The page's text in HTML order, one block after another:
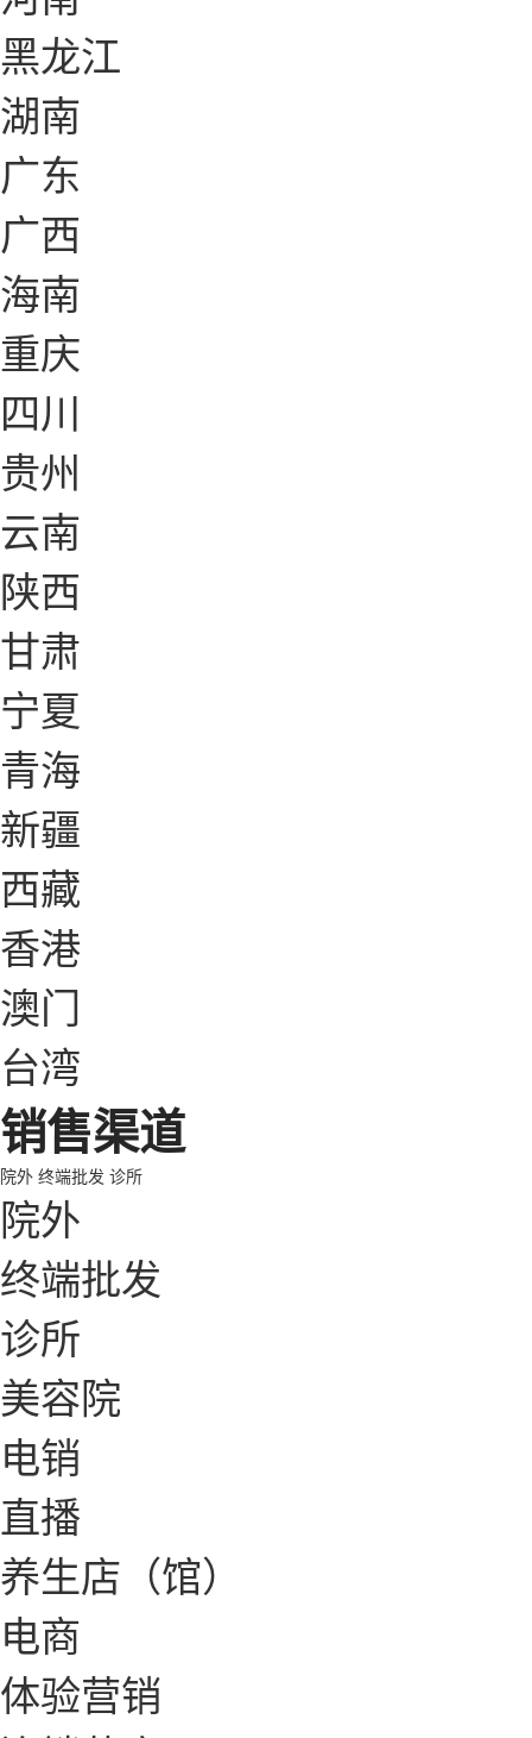
黑龙江
湖南
广东
广西
海南
重庆
四川
贵州
云南
陕西
甘肃
宁夏
青海
新疆
西藏
香港
澳门
台湾
销售渠道
院外 终端批发 诊所
院外
终端批发
诊所
美容院
电销
直播
养生店（馆）
电商
体验营销